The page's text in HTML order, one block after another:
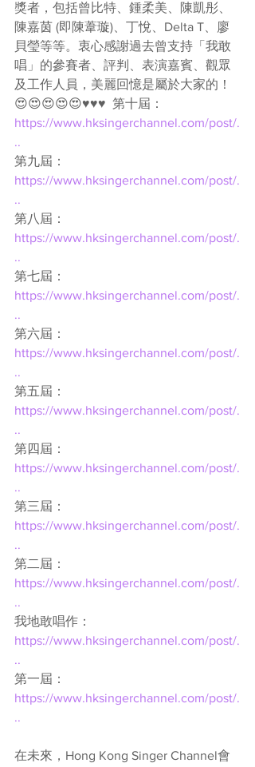
獎者，包括曾比特、鍾柔美、陳凱彤、
陳嘉茵 (即陳葦璇)、丁悅、Delta T、廖
貝瑩等等。衷心感謝過去曾支持「我敢
唱」的參賽者、評判、表演嘉賓、觀眾
及工作人員，美麗回憶是屬於大家的！
😍😍😍😍😍♥♥♥  第十屆：
https://www.hksingerchannel.com/post/.
..
第九屆：
https://www.hksingerchannel.com/post/.
..
第八屆：
https://www.hksingerchannel.com/post/.
..
第七屆：
https://www.hksingerchannel.com/post/.
..
第六屆：
https://www.hksingerchannel.com/post/.
..
第五屆：
https://www.hksingerchannel.com/post/.
..
第四屆：
https://www.hksingerchannel.com/post/.
..
第三屆：
https://www.hksingerchannel.com/post/.
..
第二屆：
https://www.hksingerchannel.com/post/.
..
我地敢唱作：
https://www.hksingerchannel.com/post/.
..
第一屆：
https://www.hksingerchannel.com/post/.
..
在未來，Hong Kong Singer Channel會